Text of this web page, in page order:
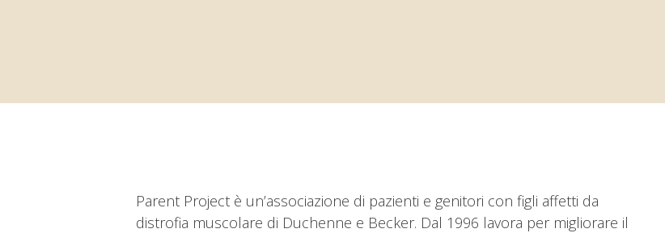
Parent Project è un’associazione di pazienti e genitori con figli affetti da
distrofia muscolare di Duchenne e Becker. Dal 1996 lavora per migliorare il